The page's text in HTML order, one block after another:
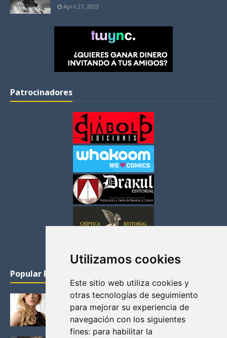
Utilizamos cookies
Este sitio web utiliza cookies y
otras tecnologías de seguimiento
para mejorar su experiencia de
navegación con los siguientes
fines: para habilitar la
April 27, 2023
Patrocinadores
Popular Posts
KATHERYN WINNICK: LA ACTRIZ MAS GUAPA DE
VIKINGOS
Junio 14, 2013